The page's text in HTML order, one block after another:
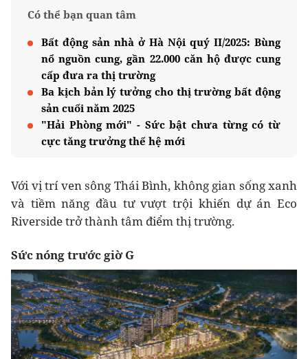
Có thể bạn quan tâm
Bất động sản nhà ở Hà Nội quý II/2025: Bùng
nổ nguồn cung, gần 22.000 căn hộ được cung
cấp đưa ra thị trường
Ba kịch bản lý tưởng cho thị trường bất động
sản cuối năm 2025
"Hải Phòng mới" - Sức bật chưa từng có từ
cực tăng trưởng thế hệ mới
Với vị trí ven sông Thái Bình, không gian sống xanh
và tiềm năng đầu tư vượt trội khiến dự án Eco
Riverside trở thành tâm điểm thị trường.
Sức nóng trước giờ G